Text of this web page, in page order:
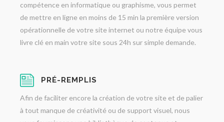
compétence en informatique ou graphisme, vous permet
de mettre en ligne en moins de 15 min la première version
opérationnelle de votre site internet ou notre équipe vous
livre clé en main votre site sous 24h sur simple demande.
PRÉ-REMPLIS
Afin de faciliter encore la création de votre site et de palier
à tout manque de créativité ou de support visuel, nous